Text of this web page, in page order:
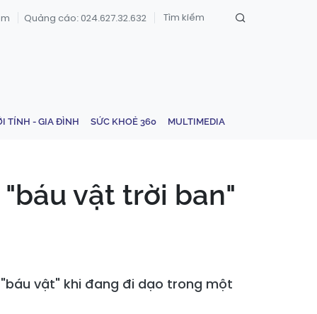
Quảng cáo: 024.627.32.632
TÍNH - GIA ĐÌNH SỨC KHOẺ 360 MULTIMEDIA
vật trời ban"
vật" khi đang đi dạo trong một